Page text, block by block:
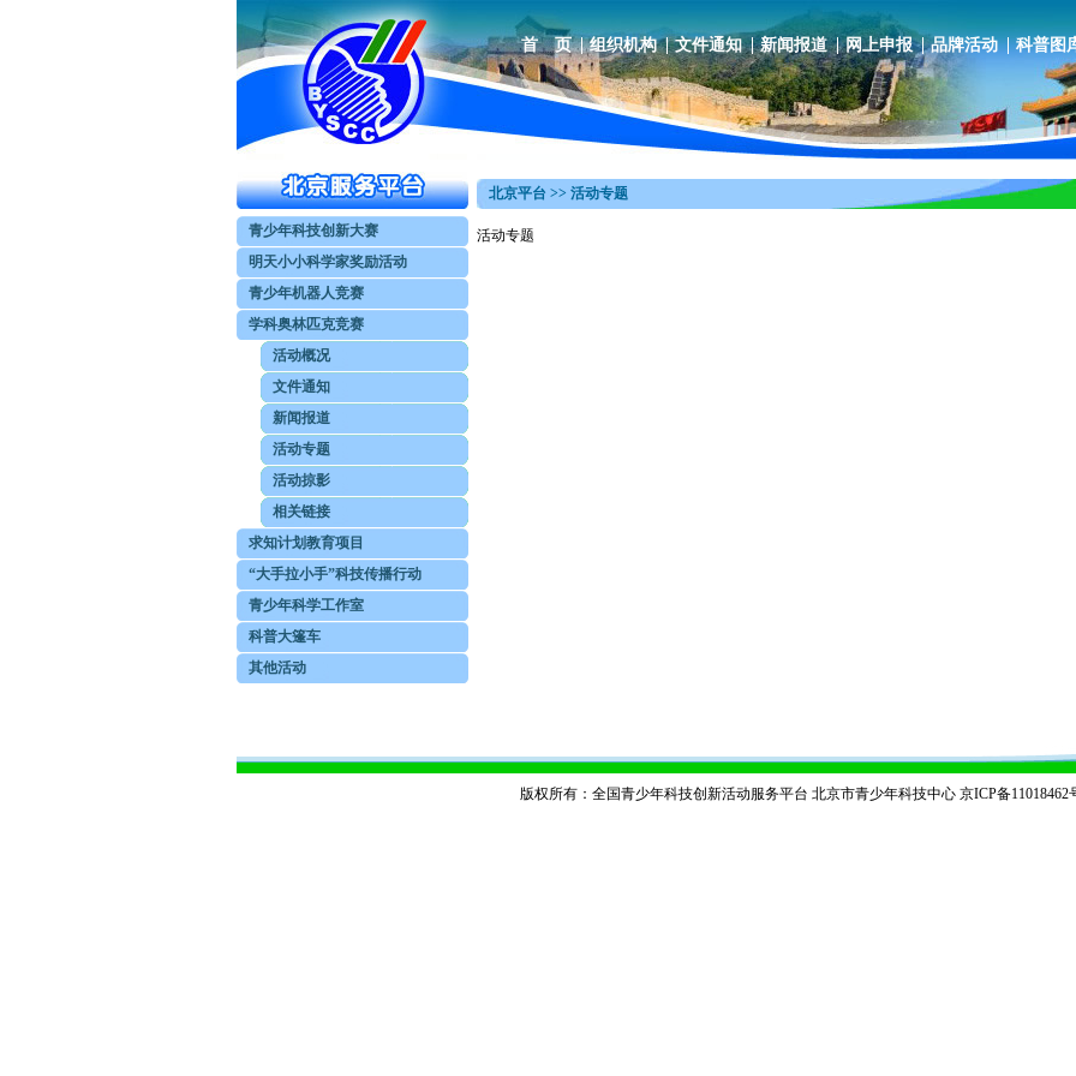
首 页 组织机构 文件通知 新闻报道 网上申报 品牌活动 科普图
青少年科技创新大赛
明天小小科学家奖励活动
青少年机器人竞赛
学科奥林匹克竞赛
活动概况
文件通知
新闻报道
活动专题
活动掠影
相关链接
求知计划教育项目
“大手拉小手”科技传播行动
青少年科学工作室
科普大篷车
其他活动
北京平台 >> 活动专题
活动专题
版权所有：全国青少年科技创新活动服务平台 北京市青少年科技中心 京ICP备11018462